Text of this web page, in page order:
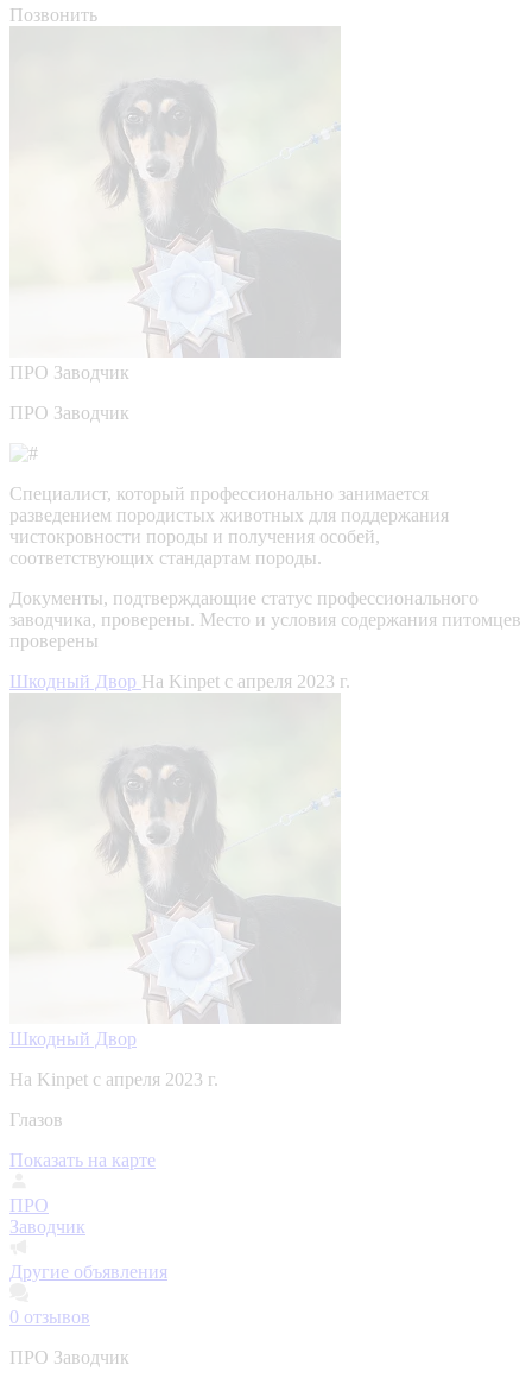
Позвонить
ПРО Заводчик
ПРО Заводчик
Специалист, который профессионально занимается
разведением породистых животных для поддержания
чистокровности породы и получения особей,
соответствующих стандартам породы.
Документы, подтверждающие статус профессионального
заводчика, проверены. Место и условия содержания питомцев
проверены
Шкодный Двор На Kinpet c апреля 2023 г.
Шкодный Двор
На Kinpet c апреля 2023 г.
Глазов
Показать на карте
ПРО
Заводчик
Другие объявления
0 отзывов
ПРО Заводчик